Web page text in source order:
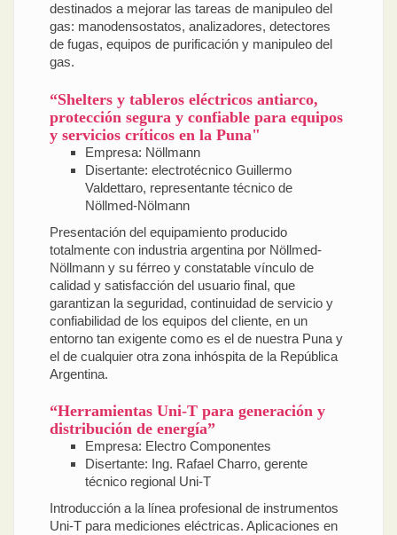
destinados a mejorar las tareas de manipuleo del
gas: manodensostatos, analizadores, detectores
de fugas, equipos de purificación y manipuleo del
gas.
“Shelters y tableros eléctricos antiarco,
protección segura y confiable para equipos
y servicios críticos en la Puna"
Empresa: Nöllmann
Disertante: electrotécnico Guillermo
Valdettaro, representante técnico de
Nöllmed-Nölmann
Presentación del equipamiento producido
totalmente con industria argentina por Nöllmed-
Nöllmann y su férreo y constatable vínculo de
calidad y satisfacción del usuario final, que
garantizan la seguridad, continuidad de servicio y
confiabilidad de los equipos del cliente, en un
entorno tan exigente como es el de nuestra Puna y
el de cualquier otra zona inhóspita de la República
Argentina.
“Herramientas Uni-T para generación y
distribución de energía”
Empresa: Electro Componentes
Disertante: Ing. Rafael Charro, gerente
técnico regional Uni-T
Introducción a la línea profesional de instrumentos
Uni-T para mediciones eléctricas. Aplicaciones en